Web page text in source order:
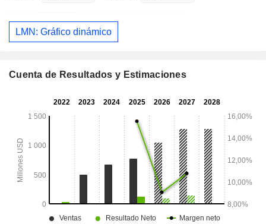
LMN: Gráfico dinámico
Cuenta de Resultados y Estimaciones